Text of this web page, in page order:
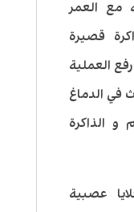
مع العمر
قصيرة
العملية
في الدماغ
و الذاكرة
عصبية